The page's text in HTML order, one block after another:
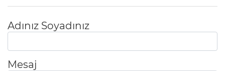
Adınız Soyadınız
Mesaj